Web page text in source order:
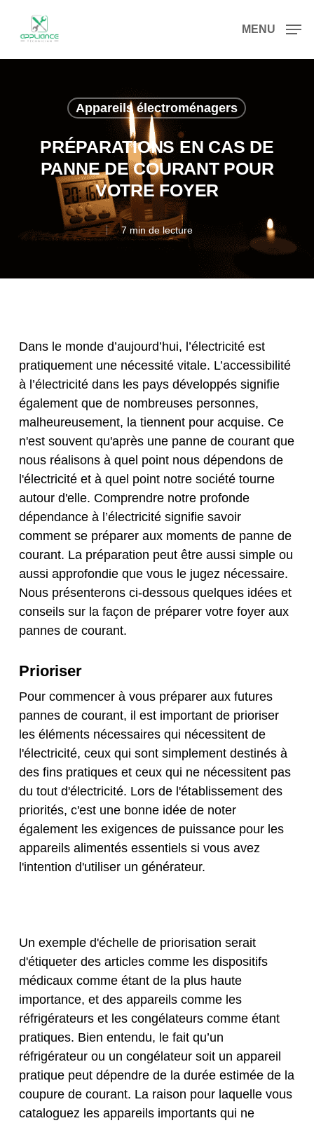
Passer
MENU
Appareils électroménagers
PRÉPARATIONS EN CAS DE
PANNE DE COURANT POUR
VOTRE FOYER
7 min de lecture
Dans le monde d’aujourd’hui, l’électricité est
pratiquement une nécessité vitale. L’accessibilité
à l’électricité dans les pays développés signifie
également que de nombreuses personnes,
malheureusement, la tiennent pour acquise. Ce
n'est souvent qu'après une panne de courant que
nous réalisons à quel point nous dépendons de
l'électricité et à quel point notre société tourne
autour d'elle. Comprendre notre profonde
dépendance à l’électricité signifie savoir
comment se préparer aux moments de panne de
courant. La préparation peut être aussi simple ou
aussi approfondie que vous le jugez nécessaire.
Nous présenterons ci-dessous quelques idées et
conseils sur la façon de préparer votre foyer aux
pannes de courant.
Prioriser
Pour commencer à vous préparer aux futures
pannes de courant, il est important de prioriser
les éléments nécessaires qui nécessitent de
l'électricité, ceux qui sont simplement destinés à
des fins pratiques et ceux qui ne nécessitent pas
du tout d'électricité. Lors de l'établissement des
priorités, c'est une bonne idée de noter
également les exigences de puissance pour les
appareils alimentés essentiels si vous avez
l'intention d'utiliser un générateur.
Un exemple d'échelle de priorisation serait
d'étiqueter des articles comme les dispositifs
médicaux comme étant de la plus haute
importance, et des appareils comme les
réfrigérateurs et les congélateurs comme étant
pratiques. Bien entendu, le fait qu’un
réfrigérateur ou un congélateur soit un appareil
pratique peut dépendre de la durée estimée de la
coupure de courant. La raison pour laquelle vous
cataloguez les appareils importants qui ne